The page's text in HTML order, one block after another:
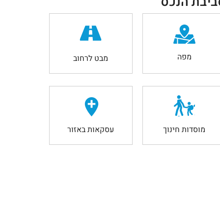
מפה מבט לרחוב
מוסדות חינוך עסקאות באזור